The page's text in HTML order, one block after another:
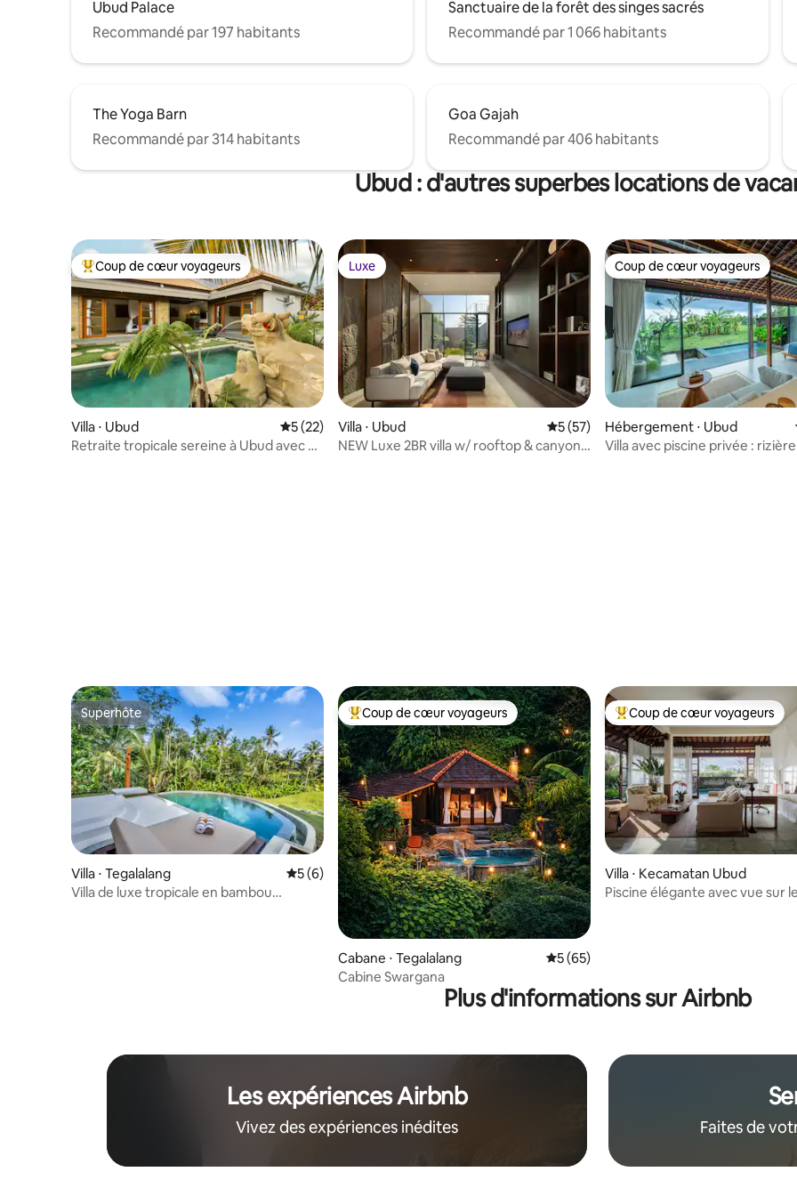
Ubud Palace
Recommandé par 197 habitants
Sanctuaire de la forêt des singes sacrés
Recommandé par 1 066 habitants
The Yoga Barn
Recommandé par 314 habitants
Goa Gajah
Recommandé par 406 habitants
Ubud : d'autres superbes locations de
Coups de cœur voyageurs les plus appréciés
Coup de cœur voyageurs
Villa ⋅ Ubud Évaluation moyenne sur la base de 22 commentaires : 5 sur 5
5 (22)
Retraite tropicale sereine à Ubud avec un
Luxe
Luxe
Villa ⋅ Ubud Évaluation moyenne sur la base de 57
5 (57)
NEW Luxe 2BR villa w/ rooftop & canyon
Coup de cœur voyageurs
Coup de cœur voyageurs
Hébergement ⋅ Ubud
Villa avec piscine privée :
Superhôte
Superhôte
Villa ⋅ Tegalalang Évaluation moyenne sur la base de 6 commentaires : 5 sur 5
5 (6)
Villa de luxe tropicale en bambou
Coups de cœur voyageurs les plus appréciés
Coup de cœur voyageurs
Cabane ⋅ Tegalalang Évaluation moyenne sur la base de 65
5 (65)
Cabine Swargana
Coups de cœur voyageurs les
Coup de cœur voyageurs
Villa ⋅ Kecamatan Ubud
Piscine élégante avec vue sur
Plus d'informations sur Airbnb
Les expériences Airbnb
Vivez des expériences inédites Faites de